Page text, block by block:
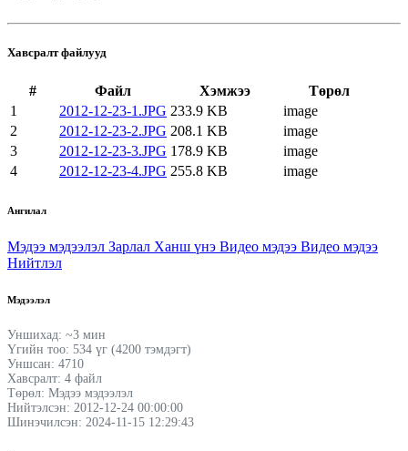
Хавсралт файлууд
# Файл Хэмжээ
Төрөл
1
2012-12-23-1.JPG 233.9 KB
image
2
2012-12-23-2.JPG 208.1 KB
image
3
2012-12-23-3.JPG 178.9 KB
image
4
2012-12-23-4.JPG 255.8 KB image
Ангилал
Мэдээ мэдээлэл Зарлал Ханш үнэ Видео мэдээ Видео мэдээ
Нийтлэл
Мэдээлэл
Уншихад: ~3 мин
Үгийн тоо: 534 үг (4200 тэмдэгт)
Уншсан: 4710
Хавсралт: 4 файл
Төрөл: Мэдээ мэдээлэл
Нийтэлсэн: 2012-12-24 00:00:00
Шинэчилсэн: 2024-11-15 12:29:43